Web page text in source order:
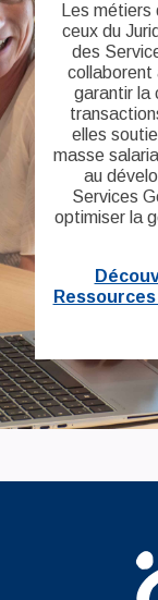
Les métiers
ceux du
des
collaborent
garantir la
elles
masse
au
Services
optimiser la